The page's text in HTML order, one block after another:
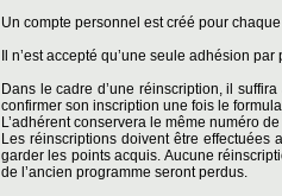
Un compte personnel est créé pour
Il n’est accepté qu’une seule adhésion
Dans le cadre d’une réinscription, il
confirmer son inscription une fois le
L’adhérent conservera le même numéro
Les réinscriptions doivent être
garder les points acquis. Aucune
de l’ancien programme seront perdus.